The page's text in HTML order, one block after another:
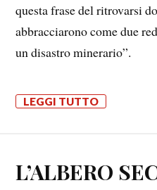
questa frase del ritrovarsi
abbracciarono come due
un disastro minerario”.
LEGGI TUTTO
L’ALBERO